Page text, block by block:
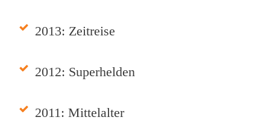
2013: Zeitreise
2012: Superhelden
2011: Mittelalter